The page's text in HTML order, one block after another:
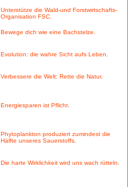
Unterstütze die Wald-und Forstwirtschafts-
Organisation FSC.
Bewege dich wie eine Bachstelze.
Evolution: die wahre Sicht aufs Leben.
Verbessere die Welt: Rette die Natur.
Energiesparen ist Pflicht.
Phytoplankton produziert zumindest die
Hälfte unseres Sauerstoffs.
Die harte Wirklichkeit wird uns wach rütteln.